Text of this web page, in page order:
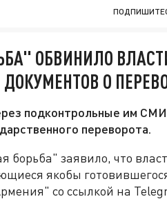
ОБВИНИЛО
О
подконтрольные им
переворота.
заявило, что
якобы
со ссылкой на